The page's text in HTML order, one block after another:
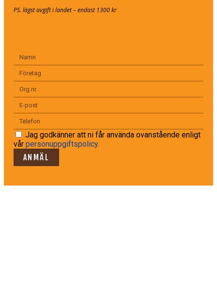
PS. lägst avgift i landet – endast 1300 kr
Jag godkänner att ni får använda ovanstående enligt
vår personuppgiftspolicy.
ANMÄL